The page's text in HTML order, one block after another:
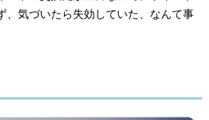
、気づいたら失効していた、なんて事